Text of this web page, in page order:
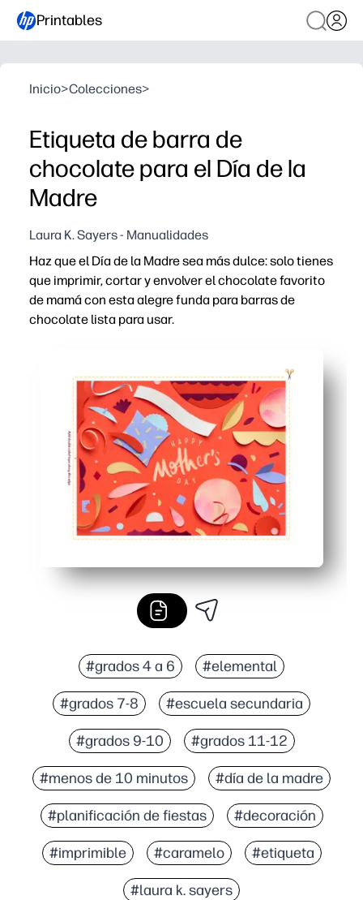
Printables
Inicio>Colecciones>
Etiqueta de barra de
chocolate para el Día de la
Madre
Laura K. Sayers - Manualidades
Haz que el Día de la Madre sea más dulce: solo tienes
que imprimir, cortar y envolver el chocolate favorito
de mamá con esta alegre funda para barras de
chocolate lista para usar.
Manualidad apta para niños: las manos pequeñas
Toque personal: añade una nota escrita a mano o un
Versátil y compartible: perfecto para aulas, fiestas o
#grados 4 a 6 #elemental
#grados 7-8 #escuela secundaria
#grados 9-10 #grados 11-12
#menos de 10 minutos #día de la madre
#planificación de fiestas #decoración
#imprimible #caramelo #etiqueta
#laura k. sayers